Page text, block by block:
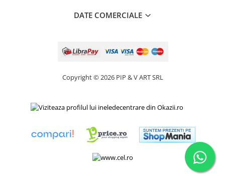
DATE COMERCIALE
Copyright © 2026 PIP & V ART SRL